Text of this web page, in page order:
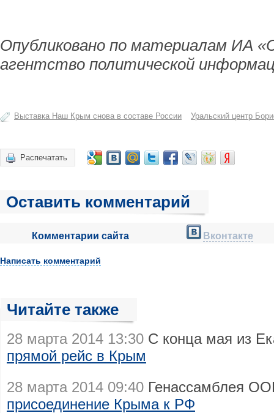
Опубликовано по материалам ИА
агентство политической
Выставка Наш Крым снова в составе России Уральский центр
Распечатать
Оставить комментарий
Комментарии сайта Вконтакте
Написать комментарий
Читайте также
28 марта 2014 13:30 С конца мая из
прямой рейс в Крым
28 марта 2014 09:40 Генассамблея
присоединение Крыма к РФ